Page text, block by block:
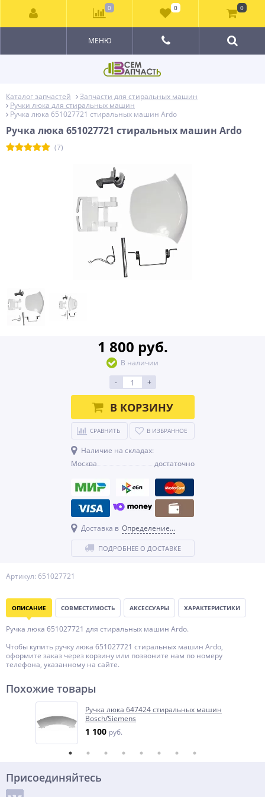
МЕНЮ
Каталог запчастей
Запчасти для стиральных машин
Ручки люка для стиральных машин
Ручка люка 651027721 стиральных машин Ardo
Ручка люка 651027721 стиральных машин Ardo
(7)
Артикул: 651027721
1 800 руб.
В наличии
-
+
В КОРЗИНУ
СРАВНИТЬ В ИЗБРАННОЕ
Наличие на складах:
Москва
достаточно
Доставка в Определение...
ПОДРОБНЕЕ О ДОСТАВКЕ
ОПИСАНИЕ СОВМЕСТИМОСТЬ АКСЕССУАРЫ ХАРАКТЕРИСТИКИ
Ручка люка 651027721 для стиральных машин Ardo.
Чтобы купить ручку люка 651027721 стиральных машин Ardo,
оформите заказ через корзину или позвоните нам по номеру
телефона, указанному на сайте.
Похожие товары
Ручка люка 647424 стиральных машин
Bosch/Siemens
1 100 руб.
Присоединяйтесь
0 0 0